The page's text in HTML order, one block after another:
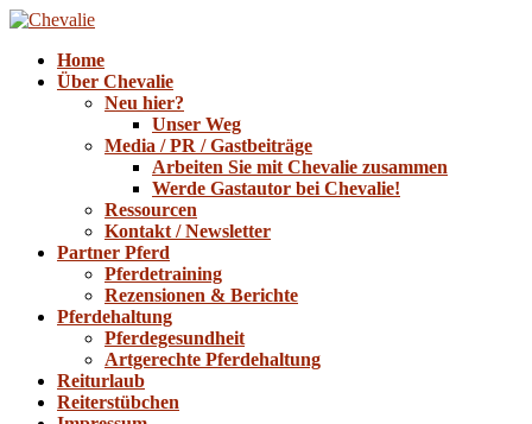
Home
Über Chevalie
Neu hier?
Unser Weg
Media / PR / Gastbeiträge
Arbeiten Sie mit Chevalie zusammen
Werde Gastautor bei Chevalie!
Ressourcen
Kontakt / Newsletter
Partner Pferd
Pferdetraining
Rezensionen & Berichte
Pferdehaltung
Pferdegesundheit
Artgerechte Pferdehaltung
Reiturlaub
Reiterstübchen